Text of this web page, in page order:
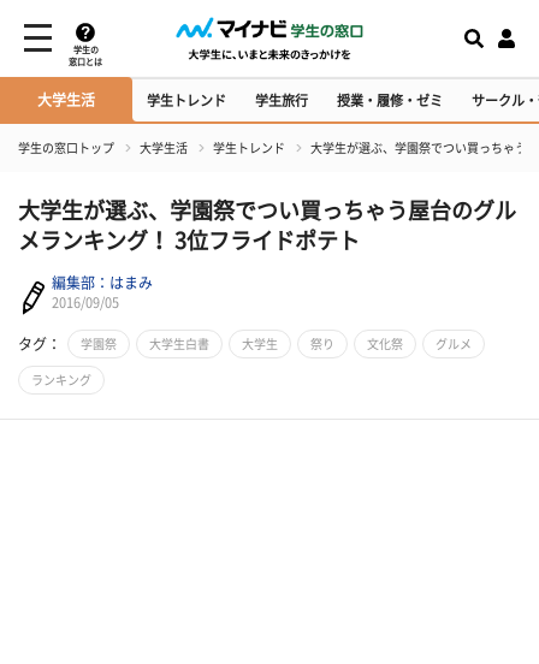
学生の
窓口とは
大学生活 学生トレンド 学生旅行 授業・履修・ゼミ サークル
学生の窓口トップ 大学生活 学生トレンド 大学生が選ぶ、学園祭でつい買っちゃう
大学生が選ぶ、学園祭でつい買っちゃう屋台のグル
メランキング！ 3位フライドポテト
編集部：はまみ
2016/09/05
タグ： 学園祭 大学生白書 大学生 祭り 文化祭 グルメ
ランキング